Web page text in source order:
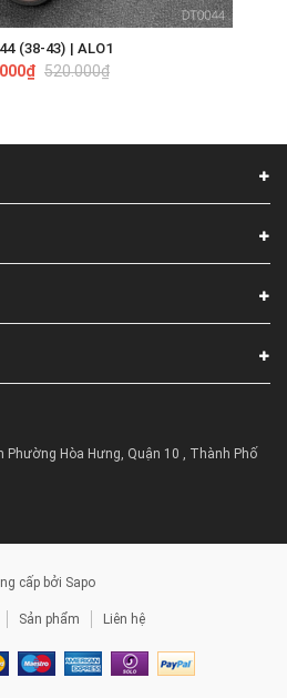
(38-43) | ALO1
520.000₫
Phường Hòa Hưng, Quận 10 , Thành Phố
cấp bởi Sapo
Sản phẩm Liên hệ